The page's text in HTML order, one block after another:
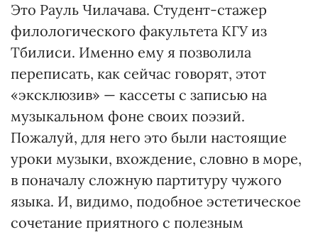
Это Рауль Чилачава. Студент-стажер
филологического факультета КГУ из
Тбилиси. Именно ему я позволила
переписать, как сейчас говорят, этот
«эксклюзив» — кассеты с записью на
музыкальном фоне своих поэзий.
Пожалуй, для него это были настоящие
уроки музыки, вхождение, словно в море,
в поначалу сложную партитуру чужого
языка. И, видимо, подобное эстетическое
сочетание приятного с полезным